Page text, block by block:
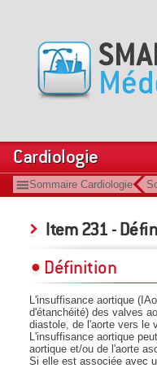
Cardiologie
Sommaire Cardiologie
Item 231 -
Définition
L'insuffisance aortique
d'étanchéité) des valves
diastole, de l'aorte vers le
L'insuffisance aortique
aortique et/ou de l'aorte
Si elle est associée avec